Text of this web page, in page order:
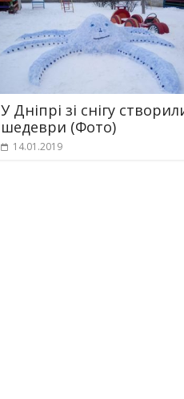
У Дніпрі зі снігу
шедеври (Фото)
14.01.2019